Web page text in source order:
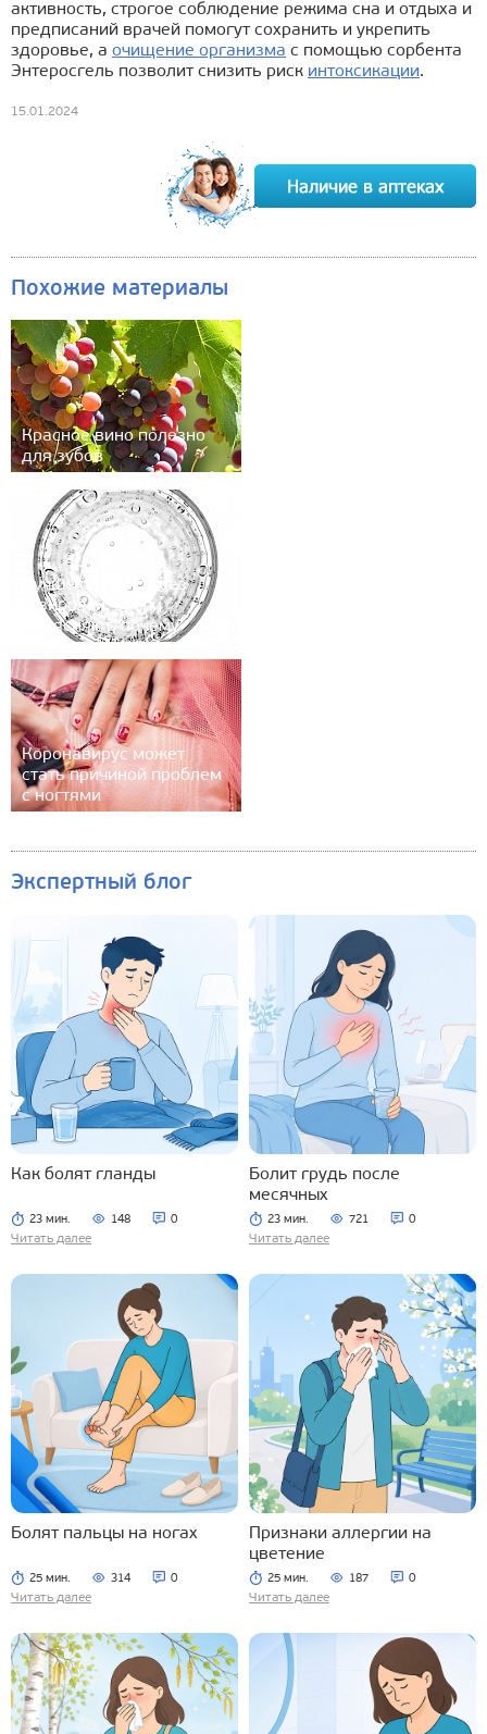
активность, строгое соблюдение режима сна и отдыха и
предписаний врачей помогут сохранить и укрепить
здоровье, а очищение организма с помощью сорбента
Энтеросгель позволит снизить риск интоксикации.
15.01.2024
Похожие материалы
Красное вино полезно
для зубов
Лучше обойтись без
газировки: врачи
объясняют, почему
Коронавирус может
стать причиной проблем
с ногтями
Экспертный блог
Как болят гланды
23 мин. 148 0
Читать далее
Болит грудь после
месячных
23 мин. 721 0
Читать далее
Болят пальцы на ногах
25 мин. 314 0
Читать далее
Признаки аллергии на
цветение
25 мин. 187 0
Читать далее